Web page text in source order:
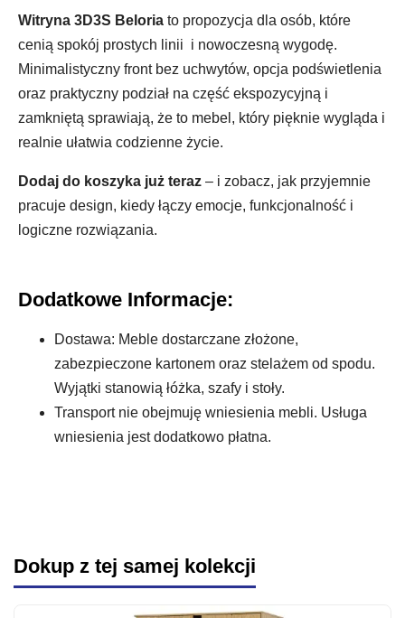
Witryna 3D3S Beloria to propozycja dla osób, które
cenią spokój prostych linii i nowoczesną wygodę.
Minimalistyczny front bez uchwytów, opcja podświetlenia
oraz praktyczny podział na część ekspozycyjną i
zamkniętą sprawiają, że to mebel, który pięknie wygląda i
realnie ułatwia codzienne życie.
Dodaj do koszyka już teraz – i zobacz, jak przyjemnie
pracuje design, kiedy łączy emocje, funkcjonalność i
logiczne rozwiązania.
Dodatkowe Informacje:
Dostawa: Meble dostarczane złożone,
zabezpieczone kartonem oraz stelażem od spodu.
Wyjątki stanowią łóżka, szafy i stoły.
Transport nie obejmuję wniesienia mebli. Usługa
wniesienia jest dodatkowo płatna.
Dokup z tej samej kolekcji